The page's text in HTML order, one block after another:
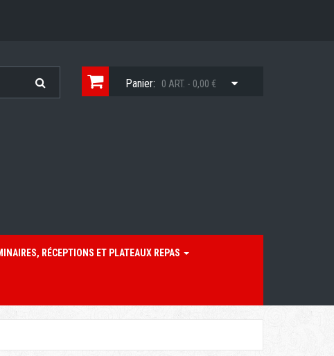
Panier: 0 ART. - 0,00 €
RÉCEPTIONS ET PLATEAUX REPAS